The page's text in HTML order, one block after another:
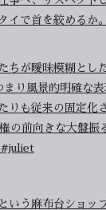
イで首を絞める
ちが曖昧模糊とし
り風景的明確な
りも従来の固定化
の前向きな大盤振
いう麻布台ショップ